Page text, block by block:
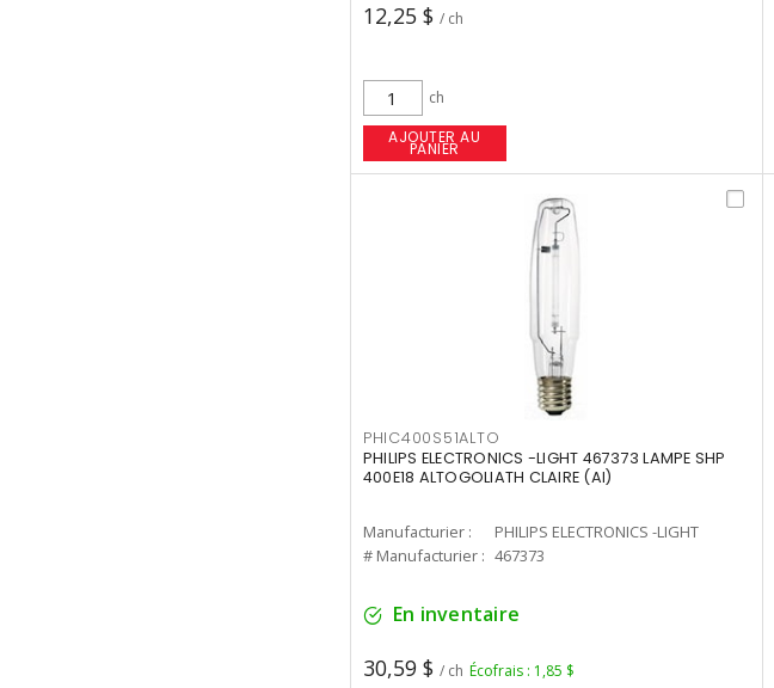
12,25 $ / ch
ch
AJOUTER AU
PANIER
PHIC400S51ALTO
PHILIPS ELECTRONICS -LIGHT 467373 LAMPE SHP
400E18 ALTOGOLIATH CLAIRE (AI)
Manufacturier :
PHILIPS ELECTRONICS -LIGHT
# Manufacturier : 467373
En inventaire
30,59 $ / ch Écofrais : 1,85 $